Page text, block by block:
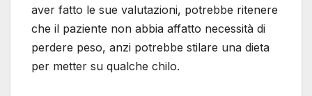
aver fatto le sue valutazioni, potrebbe ritenere
che il paziente non abbia affatto necessità di
perdere peso, anzi potrebbe stilare una dieta
per metter su qualche chilo.